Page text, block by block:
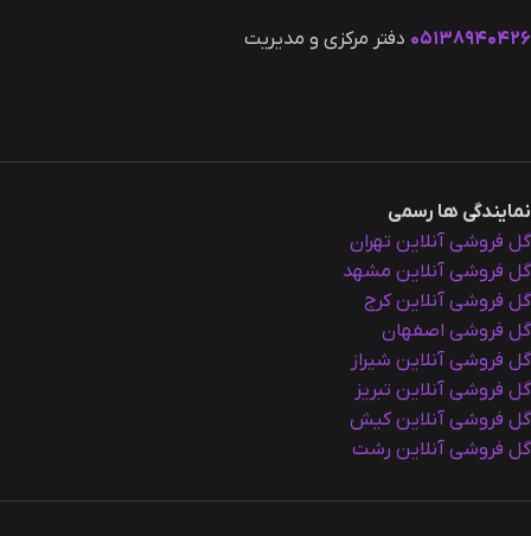
۰۵۱۳۸۹۴۰۴۲۶ دفتر مرکزی و مدیریت
نمایندگی ها رسمی
گل فروشی آنلاین تهران
گل فروشی آنلاین مشهد
گل فروشی آنلاین کرج
گل فروشی اصفهان
گل فروشی آنلاین شیراز
گل فروشی آنلاین تبریز
گل فروشی آنلاین کیش
گل فروشی آنلاین رشت